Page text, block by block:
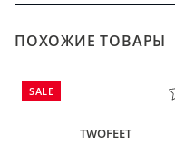
ПОХОЖИЕ ТОВАРЫ
SALE
TWOFEET